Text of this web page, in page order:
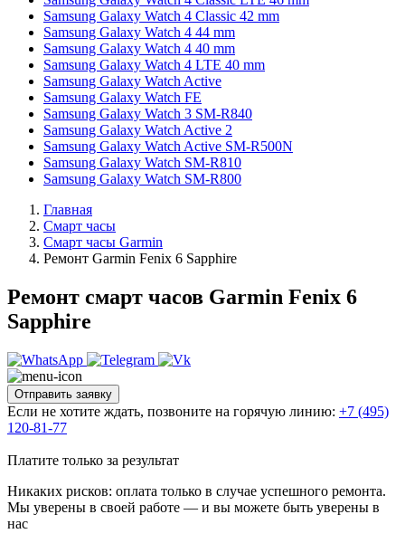
Samsung Galaxy Watch 4 Classic 42 mm
Samsung Galaxy Watch 4 44 mm
Samsung Galaxy Watch 4 40 mm
Samsung Galaxy Watch 4 LTE 40 mm
Samsung Galaxy Watch Active
Samsung Galaxy Watch FE
Samsung Galaxy Watch 3 SM-R840
Samsung Galaxy Watch Active 2
Samsung Galaxy Watch Active SM-R500N
Samsung Galaxy Watch SM-R810
Samsung Galaxy Watch SM-R800
Главная
Смарт часы
Смарт часы Garmin
Ремонт Garmin Fenix 6 Sapphire
Ремонт смарт часов Garmin Fenix 6
Sapphire
Отправить заявку
Если не хотите ждать, позвоните на горячую линию: +7 (495)
120-81-77
Платите только за результат
Никаких рисков: оплата только в случае успешного ремонта.
Мы уверены в своей работе — и вы можете быть уверены в
нас